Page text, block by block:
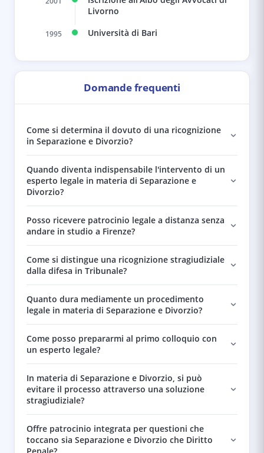
Livorno
1995 Università di Bari
Domande frequenti
Come si determina il dovuto di una ricognizione
in Separazione e Divorzio?
Quando diventa indispensabile l'intervento di un
esperto legale in materia di Separazione e
Divorzio?
Posso ricevere patrocinio legale a distanza senza
andare in studio a Firenze?
Come si distingue una ricognizione stragiudiziale
dalla difesa in Tribunale?
Quanto dura mediamente un procedimento
legale in materia di Separazione e Divorzio?
Come posso prepararmi al primo colloquio con
un esperto legale?
In materia di Separazione e Divorzio, si può
evitare il processo attraverso una soluzione
stragiudiziale?
Offre patrocinio integrata per questioni che
toccano sia Separazione e Divorzio che Diritto